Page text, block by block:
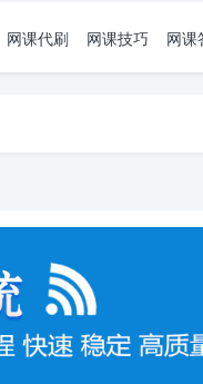
网课代刷 网课技巧 网课